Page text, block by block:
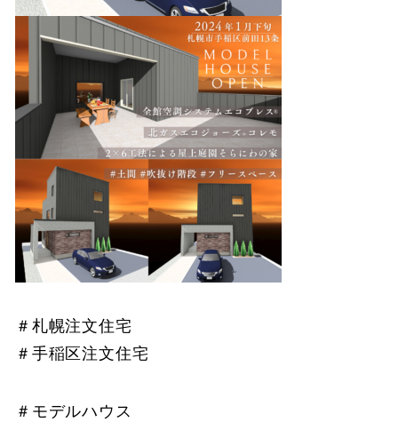
＃札幌注文住宅
＃手稲区注文住宅
＃モデルハウス